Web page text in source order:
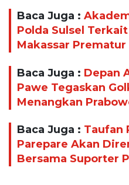
Baca Juga :
Polda Sulsel
Makassar Prematur
Baca Juga : Depan
Pawe Tegaskan
Menangkan
Baca Juga : Taufan
Parepare Akan
Bersama Suporter